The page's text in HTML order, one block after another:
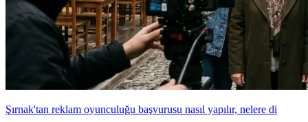
Şırnak'tan reklam oyunculuğu başvurusu nasıl yapılır, nelere di